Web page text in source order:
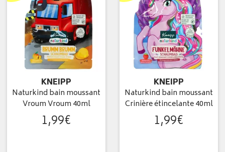
KNEIPP
Naturkind bain moussant
Vroum Vroum 40ml
1,99€
KNEIPP
Naturkind bain moussant
Crinière étincelante 40ml
1,99€